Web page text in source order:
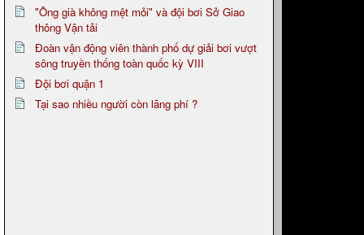
"Ông già không mệt mỏi" và đội bơi Sở Giao
thông Vận tải
Đoàn vận động viên thành phố dự giải bơi vượt
sông truyền thống toàn quốc kỳ VIII
Đội bơi quận 1
Tại sao nhiều người còn lãng phí ?